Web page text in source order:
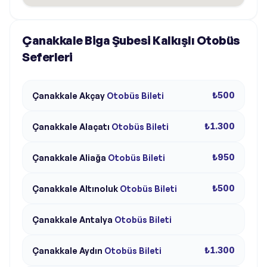
Çanakkale Biga Şubesi Kalkışlı Otobüs
Seferleri
Çanakkale Akçay Otobüs Bileti ₺500
Çanakkale Alaçatı Otobüs Bileti ₺1.300
Çanakkale Aliağa Otobüs Bileti ₺950
Çanakkale Altınoluk Otobüs Bileti ₺500
Çanakkale Antalya Otobüs Bileti
Çanakkale Aydın Otobüs Bileti ₺1.300